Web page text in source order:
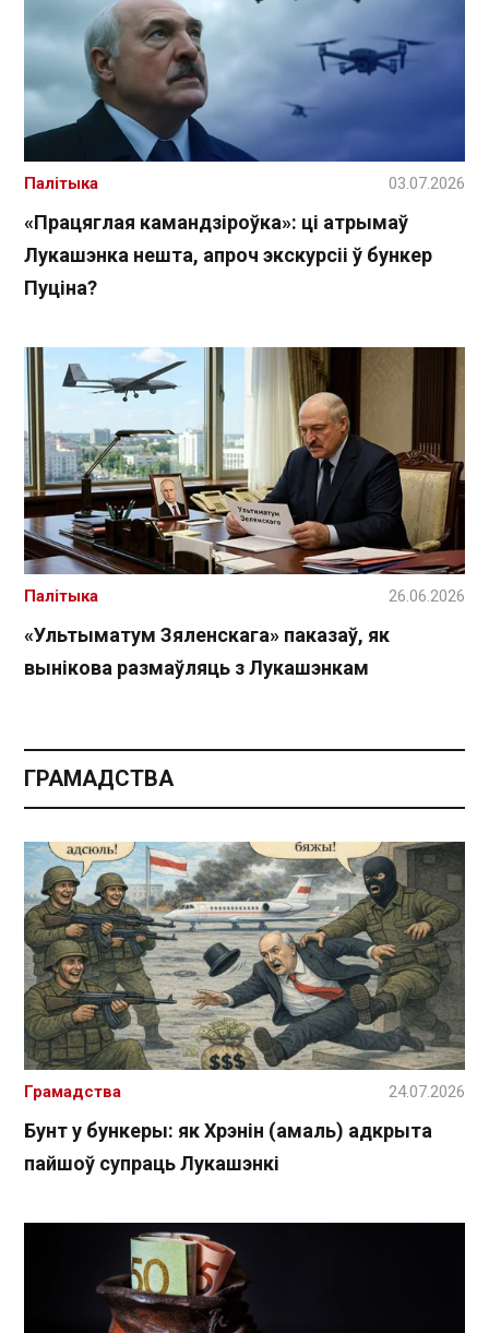
«Працяглая камандзіроўка»: ці атрымаў
Лукашэнка нешта, апроч экскурсіі ў бункер
Пуціна?
Палітыка 03.07.2026
«Ультыматум Зяленскага» паказаў, як
вынікова размаўляць з Лукашэнкам
Палітыка 26.06.2026
ГРАМАДСТВА
Бунт у бункеры: як Хрэнін (амаль) адкрыта
пайшоў супраць Лукашэнкі
Грамадства 24.07.2026